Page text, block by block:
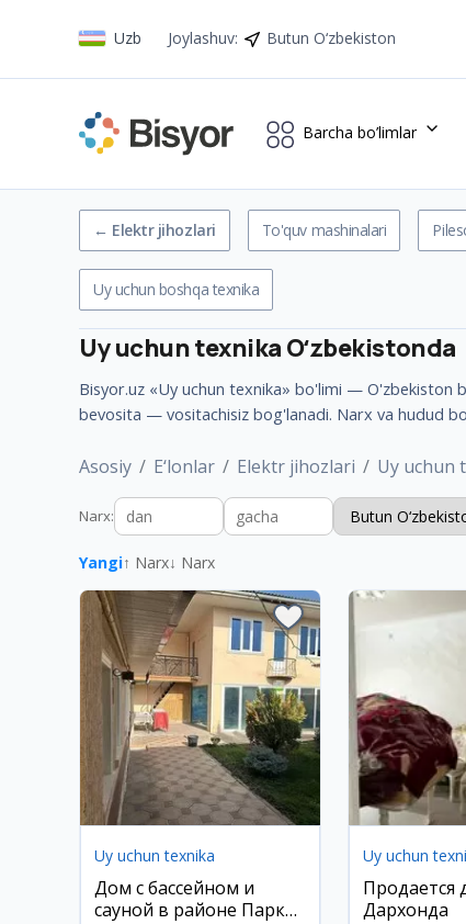
Uzb Joylashuv: Butun O‘zbekiston
Barcha bo’limlar
← Elektr jihozlari To'quv mashinalari
Uy uchun boshqa texnika
Uy uchun texnika Oʻzbekistonda
Bisyor.uz «Uy uchun texnika» bo'limi — O'zbekiston
bevosita — vositachisiz bog'lanadi. Narx va hudud
Asosiy E‘lonlar Elektr jihozlari Uy uchun
Narx:
Yangi↑ Narx↓ Narx
Uy uchun texnika
Дом с бассейном и
сауной в районе Парк
Uy uchun
Продается
Дархонда